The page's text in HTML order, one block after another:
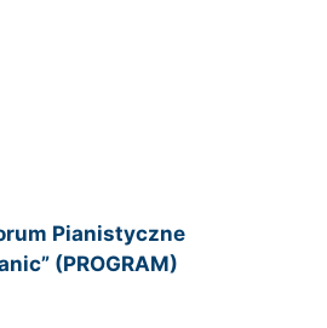
Pianistyczne
(PROGRAM)